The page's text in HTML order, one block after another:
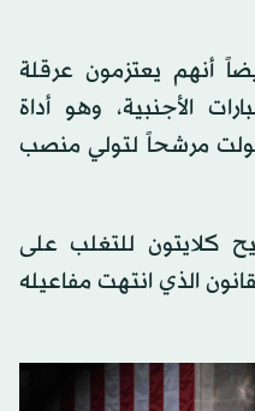
أنهم يعتزمون عرقلة
الأجنبية، وهو أداة
بولت مرشحاً لتولي منصب
كلايتون للتغلب على
الذي انتهت مفاعيله